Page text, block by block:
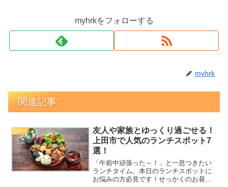
myhrkをフォローする
myhrk
関連記事
上田市
友人や家族とゆっくり過ごせる！
上田市で人気のランチスポット7
選！
「午前中頑張った～！」と一息つきたい
ランチタイム。本日のランチスポットに
お悩みの方必見です！せっかくのお昼ご